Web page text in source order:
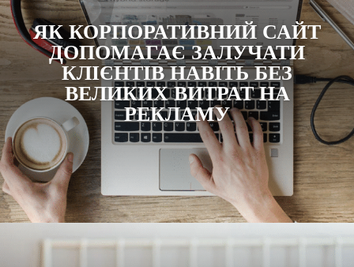
ЯК КОРПОРАТИВНИЙ САЙТ
ДОПОМАГАЄ ЗАЛУЧАТИ
КЛІЄНТІВ НАВІТЬ БЕЗ
ВЕЛИКИХ ВИТРАТ НА
РЕКЛАМУ